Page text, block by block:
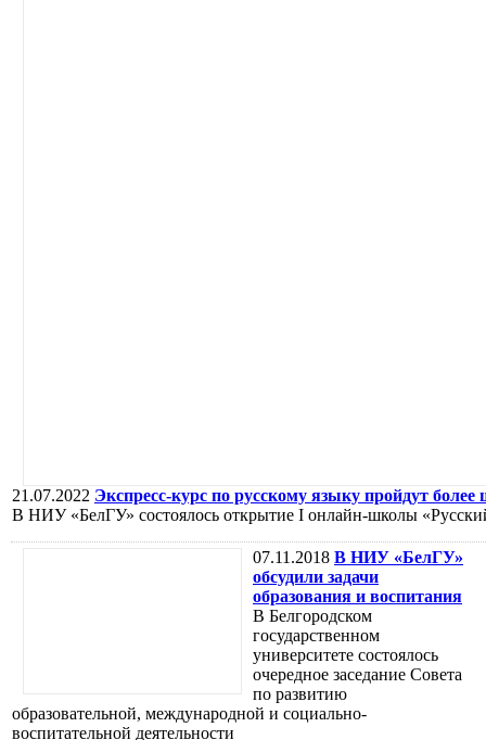
21.07.2022 Экспресс-курс по русскому языку пройдут
В НИУ «БелГУ» состоялось открытие I онлайн-школы
07.11.2018 В НИУ «БелГУ»
обсудили задачи
образования и воспитания
В Белгородском
государственном
университете состоялось
очередное заседание Совета
по развитию
образовательной, международной и социально-
воспитательной деятельности